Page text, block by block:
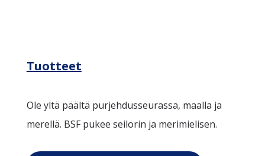
Tuotteet
Ole yltä päältä purjehdusseurassa, maalla ja
merellä. BSF pukee seilorin ja merimielisen.